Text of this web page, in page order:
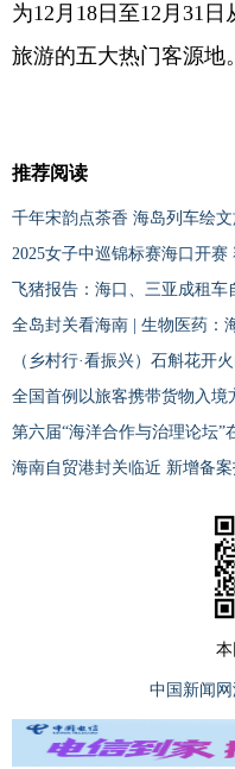
为12月18日至12月31
旅游的五大热门客源地
推荐阅读
千年宋韵点茶香 海岛列车绘
2025女子中巡锦标赛海口开赛
飞猪报告：海口、三亚成租
全岛封关看海南 | 生物医药：
（乡村行·看振兴）石斛花开
全国首例以旅客携带货物入境
第六届“海洋合作与治理论坛”
海南自贸港封关临近 新增备
中国新闻